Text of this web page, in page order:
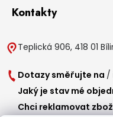
Kontakty
Teplická 906, 418 01
Dotazy směřujte na /
Jaký je stav mé
Chci reklamovat